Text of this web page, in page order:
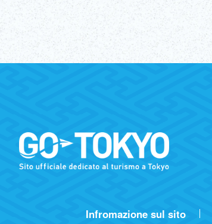
Infromazione sul sito